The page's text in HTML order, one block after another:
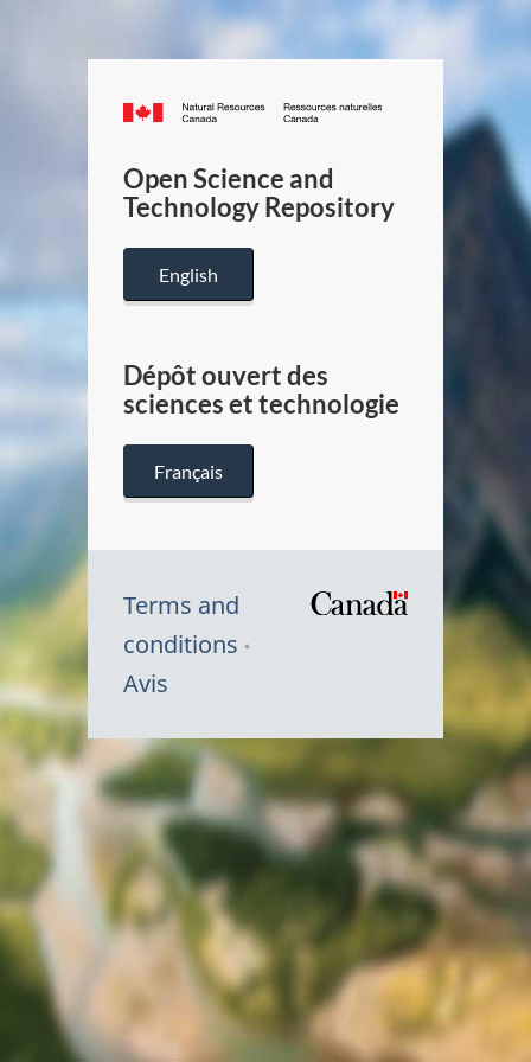
Canada.ca
/
Canada
Open Science and
Technology Repository
English
Dépôt ouvert des
sciences et technologie
Français
Terms and
conditions
Avis
Canada